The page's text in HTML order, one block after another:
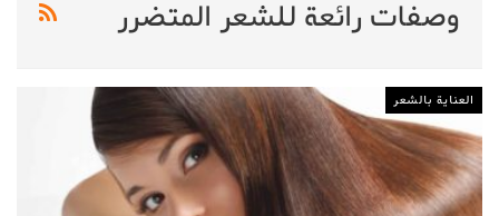
وصفات رائعة للشعر المتضرر
العناية بالشعر